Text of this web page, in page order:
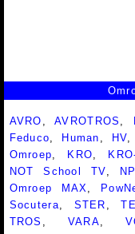
AVRO ,AVROTROS ,
Feduco, Human , HV,
Omroep, KRO,
NOT School TV,
Omroep MAX,
Socutera, STER ,
TROS , VARA,